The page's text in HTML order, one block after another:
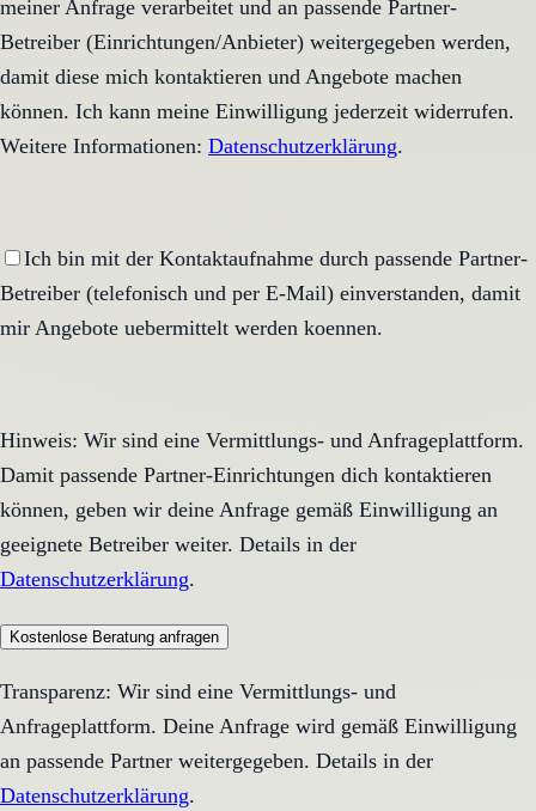
meiner Anfrage verarbeitet und an passende Partner-
Betreiber (Einrichtungen/Anbieter) weitergegeben werden,
damit diese mich kontaktieren und Angebote machen
können. Ich kann meine Einwilligung jederzeit widerrufen.
Weitere Informationen: Datenschutzerklärung.
Ich bin mit der Kontaktaufnahme durch passende Partner-
Betreiber (telefonisch und per E-Mail) einverstanden, damit
mir Angebote uebermittelt werden koennen.
Hinweis: Wir sind eine Vermittlungs- und Anfrageplattform.
Damit passende Partner-Einrichtungen dich kontaktieren
können, geben wir deine Anfrage gemäß Einwilligung an
geeignete Betreiber weiter. Details in der
Datenschutzerklärung.
Kostenlose Beratung anfragen
Transparenz: Wir sind eine Vermittlungs- und
Anfrageplattform. Deine Anfrage wird gemäß Einwilligung
an passende Partner weitergegeben. Details in der
Datenschutzerklärung.